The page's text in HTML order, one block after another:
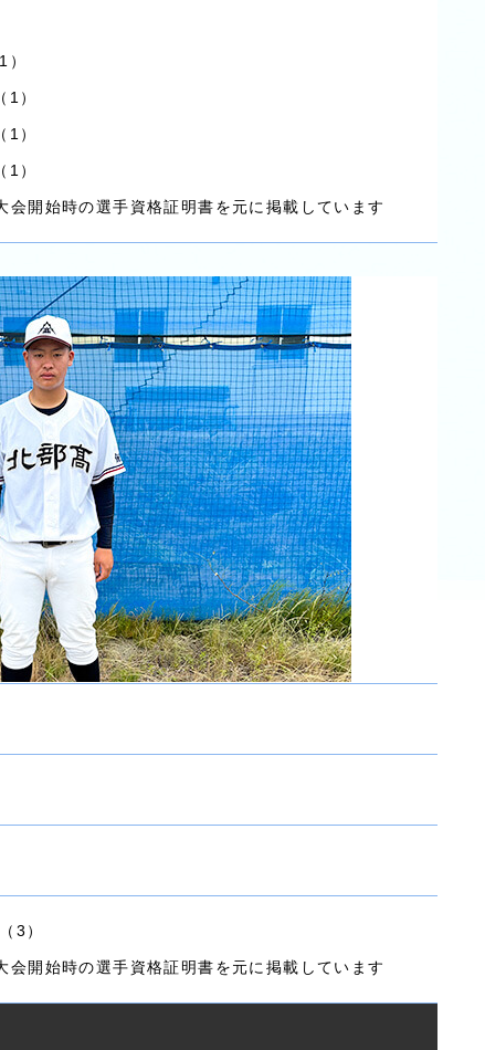
）
）
）
会開始時の選手資格証明書を元に掲載しています
3）
会開始時の選手資格証明書を元に掲載しています